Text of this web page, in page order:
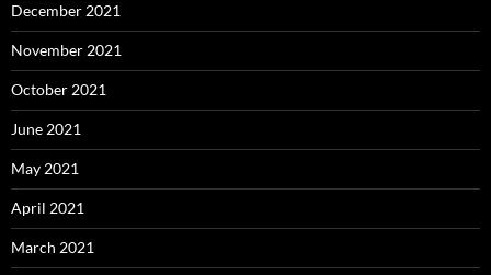
December 2021
November 2021
October 2021
June 2021
May 2021
April 2021
March 2021